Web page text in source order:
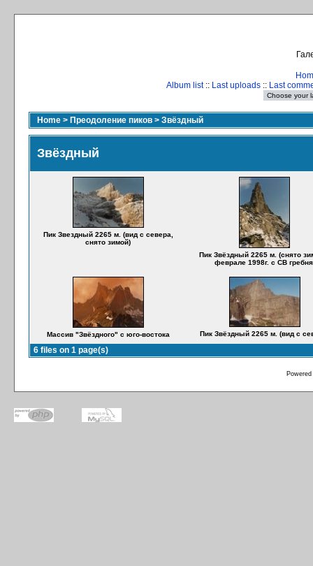
Album list:: Last uploads :: Last
Home > Преодоление пиков > Звёздный
Звёздный
Пик Звездный 2265 м. (вид с севера,
снято зимой)
Пик Звёздный 2265 м. (снято
феврале 1998г. с СВ
Массив "Звёздного" c юго-востока Пик Звёздный 2265 м. (вид с
6 files on 1 page(s)